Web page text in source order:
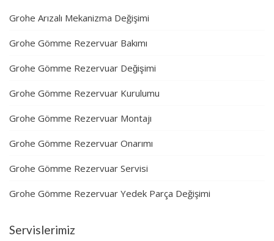
Grohe Arızalı Mekanizma Değişimi
Grohe Gömme Rezervuar Bakımı
Grohe Gömme Rezervuar Değişimi
Grohe Gömme Rezervuar Kurulumu
Grohe Gömme Rezervuar Montajı
Grohe Gömme Rezervuar Onarımı
Grohe Gömme Rezervuar Servisi
Grohe Gömme Rezervuar Yedek Parça Değişimi
Servislerimiz